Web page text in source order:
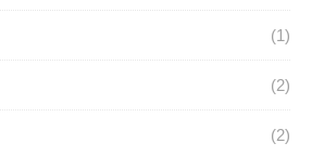
(1)
(2)
(2)